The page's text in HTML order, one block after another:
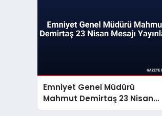
Emniyet Genel Müdürü
Mahmut Demirtaş 23 Nisan
Mesajı Yayınladı